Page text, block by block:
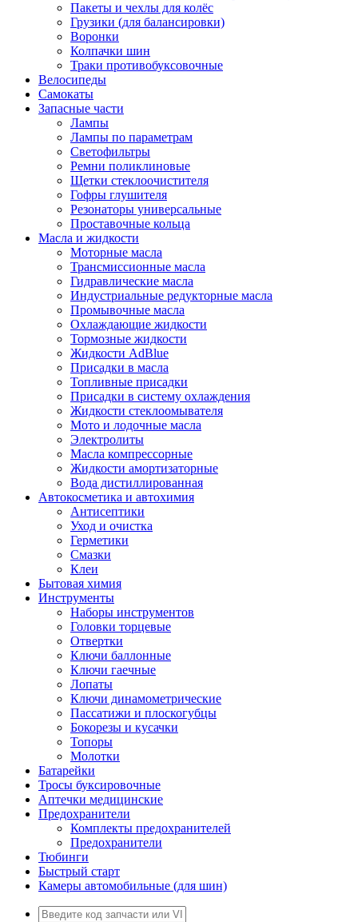
Пакеты и чехлы для колёс
Грузики (для балансировки)
Воронки
Колпачки шин
Траки противобуксовочные
Велосипеды
Самокаты
Запасные части
Лампы
Лампы по параметрам
Светофильтры
Ремни поликлиновые
Щетки стеклоочистителя
Гофры глушителя
Резонаторы универсальные
Проставочные кольца
Масла и жидкости
Моторные масла
Трансмиссионные масла
Гидравлические масла
Индустриальные редукторные масла
Промывочные масла
Охлаждающие жидкости
Тормозные жидкости
Жидкости AdBlue
Присадки в масла
Топливные присадки
Присадки в систему охлаждения
Жидкости стеклоомывателя
Мото и лодочные масла
Электролиты
Масла компрессорные
Жидкости амортизаторные
Вода дистиллированная
Автокосметика и автохимия
Антисептики
Уход и очистка
Герметики
Смазки
Клеи
Бытовая химия
Инструменты
Наборы инструментов
Головки торцевые
Отвертки
Ключи баллонные
Ключи гаечные
Лопаты
Ключи динамометрические
Пассатижи и плоскогубцы
Бокорезы и кусачки
Топоры
Молотки
Батарейки
Тросы буксировочные
Аптечки медицинские
Предохранители
Комплекты предохранителей
Предохранители
Тюбинги
Быстрый старт
Камеры автомобильные (для шин)